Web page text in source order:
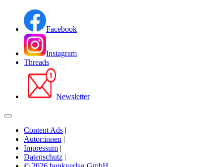
Facebook
Instagram
Threads
Newsletter
Content Ads |
Autor:innen |
Impressum |
Datenschutz |